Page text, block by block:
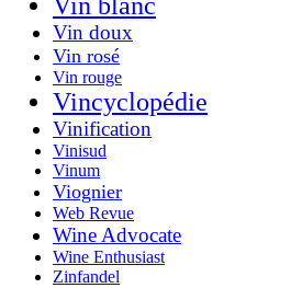
Vin blanc
Vin doux
Vin rosé
Vin rouge
Vincyclopédie
Vinification
Vinisud
Vinum
Viognier
Web Revue
Wine Advocate
Wine Enthusiast
Zinfandel